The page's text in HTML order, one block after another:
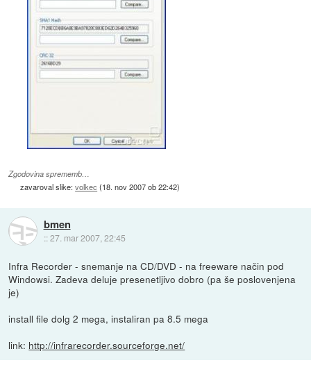
Zgodovina sprememb…
zavaroval slike:volkec (18. nov 2007 ob 22:42)
bmen
::27. mar 2007, 22:45
Infra Recorder - snemanje na CD/DVD - na freeware način pod
Windowsi. Zadeva deluje presenetljivo dobro (pa še poslovenjena
je)
install file dolg 2 mega, instaliran pa 8.5 mega
link: http://infrarecorder.sourceforge.net/